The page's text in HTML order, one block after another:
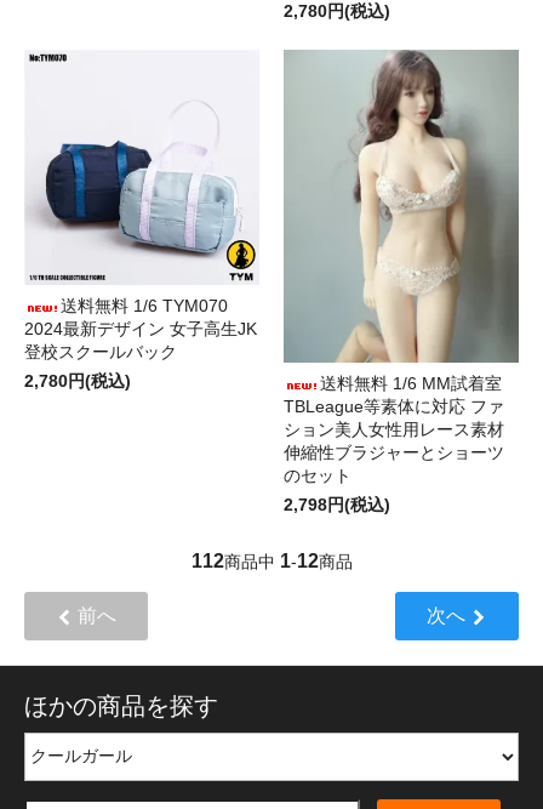
2,780円(税込)
送料無料 1/6 TYM070
2024最新デザイン 女子高生JK
登校スクールバック
2,780円(税込)
送料無料 1/6 MM試着室
TBLeague等素体に対応 ファ
ション美人女性用レース素材
伸縮性ブラジャーとショーツ
のセット
2,798円(税込)
112商品中 1-12商品
前へ 次へ
ほかの商品を探す